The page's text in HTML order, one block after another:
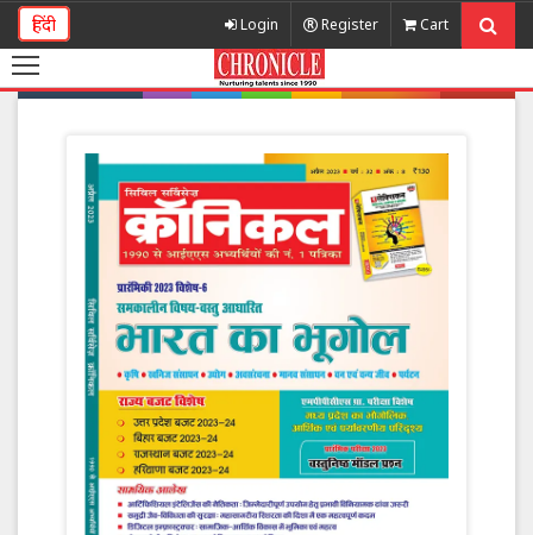
हिंदी Login Register Cart